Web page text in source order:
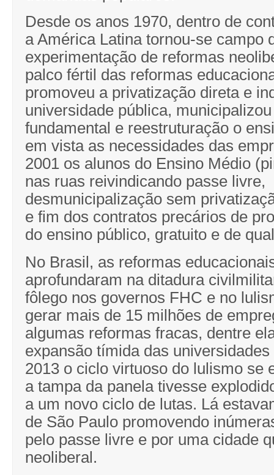
Desde os anos 1970, dentro de
a América Latina tornou-se campo
experimentação de reformas
palco fértil das reformas
promoveu a privatização direta e
universidade pública,
fundamental e reestruturação o
em vista as necessidades das
2001 os alunos do Ensino Médio
nas ruas reivindicando passe livre,
desmunicipalização sem
e fim dos contratos precários de
do ensino público, gratuito e de
No Brasil, as reformas
aprofundaram na ditadura
fôlego nos governos FHC e no
gerar mais de 15 milhões de
algumas reformas fracas, dentre
expansão tímida das
2013 o ciclo virtuoso do lulismo se
a tampa da panela tivesse
a um novo ciclo de lutas. Lá
de São Paulo promovendo
pelo passe livre e por uma cidade
neoliberal.